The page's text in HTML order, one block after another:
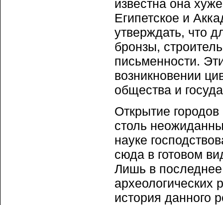
известна она
Египетское и
утверждать, что
бронзы,
письменности.
возникновении
общества и
Открытие
столь
науке
сюда в готовом
Лишь в последнее
археологических
история данного